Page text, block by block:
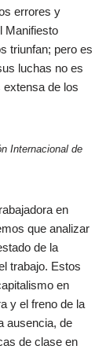
errores y
Manifiesto
triunfan; pero es
luchas no es
de los
Internacional de
en
que analizar
de la
trabajo. Estos
en
y el freno de la
ausencia, de
de clase en